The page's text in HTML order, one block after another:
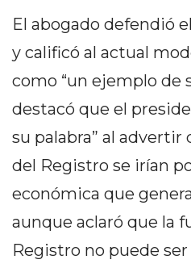
DIARIO
TAPA
DIARIO
REPORTERO
DIARIO
DE
MEDIOS
El abogado defendió
y calificó al actual
como “un ejemplo de
destacó que el
su palabra” al advertir
del Registro se irían
económica que
aunque aclaró que la
Registro no puede